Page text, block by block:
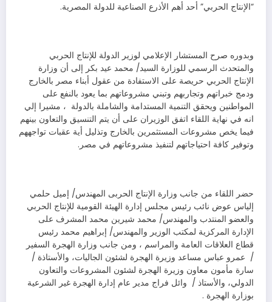
“الإنتاج الحربي” أحد أهم الأذرع الصناعية للدولة المصرية.
وبدوره صرح المستشار الإعلامي لوزير الدولة للإنتاج الحربي
والمتحدث الرسمي للوزارة السيد/ محمد عيد بكر إلى أن وزارة
الإنتاج الحربي حريصة على الاستفادة من عقول أبناء مصر بالخارج
ودمج خبراتهم وتجاربهم وتبني مشروعاتهم بما يعود بالنفع على
المواطنين ويحقق التنمية المستدامة والشاملة بالدولة ، مشيرا إلي
انه في نهاية اللقاء اتفق الوزيران على أن يتم التنسيق والتعاون بينهم
فيما يخص مشروعات المستثمرين بالخارج وتذليل أية عقبات تواجههم
وتوفير كافة احتياجاتهم لتنفيذ مشروعاتهم في مصر.
حضر اللقاء من جانب وزارة الإنتاج الحربى المهندس/ إميل حلمي
إلياس عوض نائب رئيس مجلس إدارة الهيئة القومية للإنتاج الحربي
والعضو المنتدب والمهندس/ محمد شيرين محمد المشرف على
الإدارة المركزية لمكتب الوزير والمهندس/ إبراهيم محمد رئيس
قطاع العلاقات العامة والمراسم ، ومن جانب وزارة الهجرة السفير
/ عمرو عباس مساعد وزيرة الهجرة لشئون الجاليات، والأستاذة /
سارة مأمون معاون وزيرة الهجرة لشئون المشروعات والتعاون
الدولي، والأستاذ / وائل فراج مدير عام إدارة الهجرة غير الشرعية
بوزارة الهجرة .